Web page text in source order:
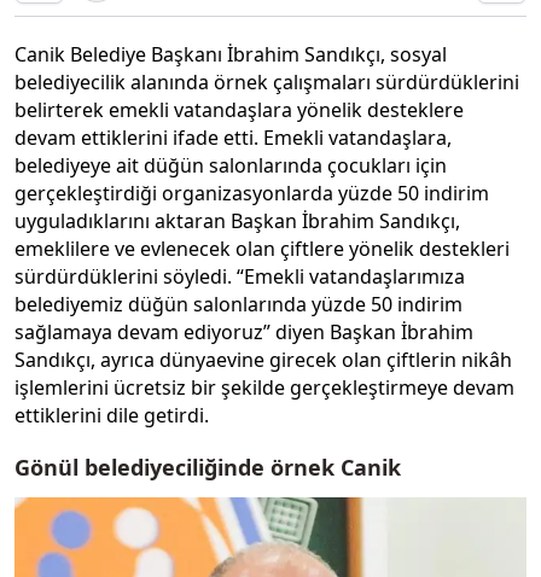
Canik Belediye Başkanı İbrahim Sandıkçı, sosyal
belediyecilik alanında örnek çalışmaları sürdürdüklerini
belirterek emekli vatandaşlara yönelik desteklere
devam ettiklerini ifade etti. Emekli vatandaşlara,
belediyeye ait düğün salonlarında çocukları için
gerçekleştirdiği organizasyonlarda yüzde 50 indirim
uyguladıklarını aktaran Başkan İbrahim Sandıkçı,
emeklilere ve evlenecek olan çiftlere yönelik destekleri
sürdürdüklerini söyledi. “Emekli vatandaşlarımıza
belediyemiz düğün salonlarında yüzde 50 indirim
sağlamaya devam ediyoruz” diyen Başkan İbrahim
Sandıkçı, ayrıca dünyaevine girecek olan çiftlerin nikâh
işlemlerini ücretsiz bir şekilde gerçekleştirmeye devam
ettiklerini dile getirdi.
Gönül belediyeciliğinde örnek Canik